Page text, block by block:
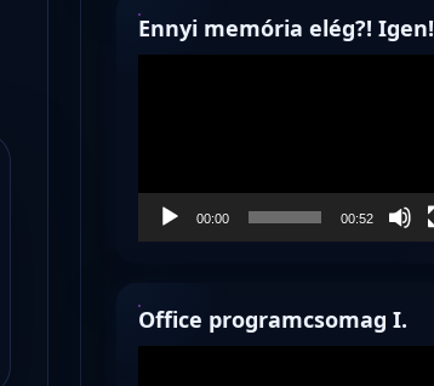
Ennyi memória elég?! Igen!
00:00 00:52
Office programcsomag I.